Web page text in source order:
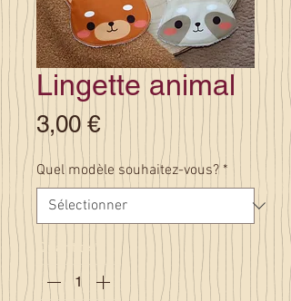
Lingette animal
3,00 €Prix
Quel modèle souhaitez-vous? *
Quantité *